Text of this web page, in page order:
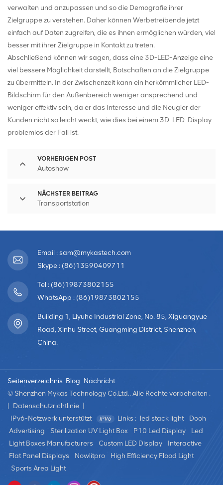
verwalten und anzupassen und so die Demografie ihrer
Zielgruppe zu verstehen. Daher können Werbetreibende jetzt
einfach auf Daten zugreifen, die es ihnen ermöglichen würden, viel
besser mit ihrer Zielgruppe in Kontakt zu treten.
Abschließend können wir sagen, dass eine 3D-LED-Anzeige eine
viel bessere Möglichkeit darstellt, Botschaften an die Zielgruppe
zu übermitteln. In der Zwischenzeit kann ein herkömmlicher LED-
Bildschirm für den Außenbereich weniger ansprechend und
weniger effektiv sein, da er das Interesse und die Neugier der
Kunden nicht so leicht weckt, wie dies bei einem 3D-LED-Display
problemlos der Fall ist.
VORHERIGEN POST
Autoshow
NÄCHSTER BEITRAG
Transportstation
Email : sam@mykastech.com
Skype : (86)13590409711
Tel : (86)19873802155
WhatsApp : (86)19873802155
Building 1, Liyuhe Industrial Zone, No. 85, Xiguangyue
Road, Xinhu Street, Guangming District, Shenzhen,
China.
Seitenverzeichnis Blog Nachricht
© Shenzhen Mykas Technology Co.Ltd.. Alle Rechte vorbehalten .
Datenschutzrichtlinie
IPv6-Netzwerk unterstützt
Links : led stack light
Dooh
Advertising
Sterilization UV Light Box P10 Led Display
Led
Light Boxes Manufacturers
Custom LED Display
Interactive
Flat Panel Displays
Nowlitpro
High Efficiency Flood Light
Sports Area Light